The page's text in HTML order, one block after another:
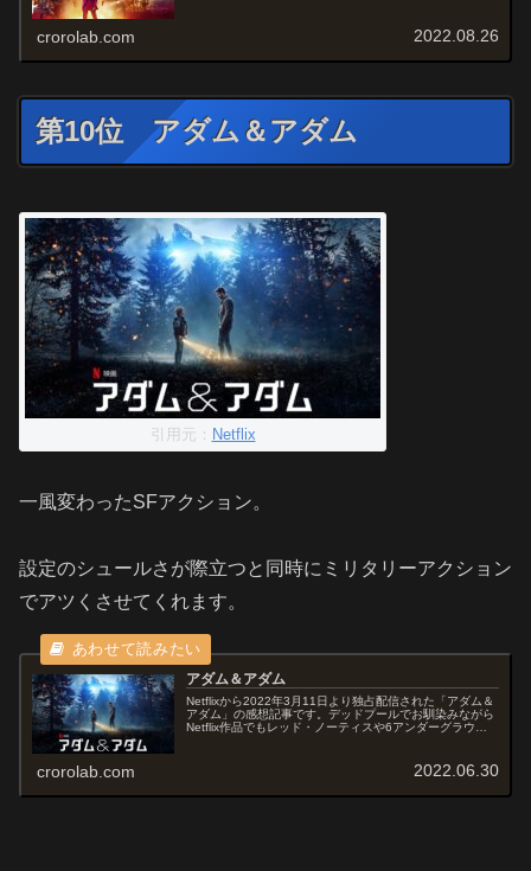
crorolab.com 2022.08.26
第10位 アダム＆アダム
引用元： Netflix
一風変わったSFアクション。
設定のシュールさが際立つと同時にミリタリーアクション
でアツくさせてくれます。
アダム＆アダム
Netflixから2022年3月11日より独占配信された「アダム＆
アダム」の感想記事です。デッドプールでお馴染みながら
Netflix作品でもレッド・ノーティスや6アンダーグラウン
crorolab.com 2022.06.30